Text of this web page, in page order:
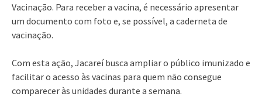
Vacinação. Para receber a vacina, é necessário apresentar
um documento com foto e, se possível, a caderneta de
vacinação.
Com esta ação, Jacareí busca ampliar o público imunizado e
facilitar o acesso às vacinas para quem não consegue
comparecer às unidades durante a semana.